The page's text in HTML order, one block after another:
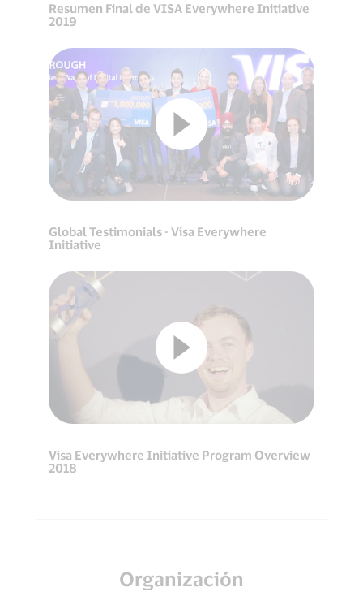
Resumen Final de VISA Everywhere Initiative
2019
Global Testimonials - Visa Everywhere
Initiative
Visa Everywhere Initiative Program Overview
2018
Organización